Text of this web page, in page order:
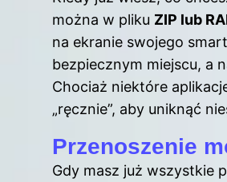
można w pliku ZIP lub
na ekranie swojego
bezpiecznym miejscu, a
Chociaż niektóre
„ręcznie”, aby uniknąć
Przenoszenie
Gdy masz już wszystkie